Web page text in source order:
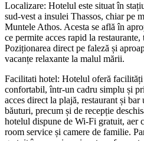
Localizare: Hotelul este situat în
sud-vest a insulei Thassos, chiar pe
Muntele Athos. Acesta se află în
ce permite acces rapid la restaurante,
Poziționarea direct pe faleză și
vacanțe relaxante la malul mării.
Facilitati hotel: Hotelul oferă facilități
confortabil, într-un cadru simplu și
acces direct la plajă, restaurant și
băuturi, precum și de recepție
hotelul dispune de Wi-Fi gratuit, aer
room service și camere de familie.